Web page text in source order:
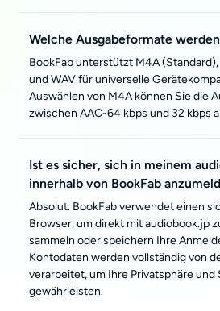
Welche Ausgabeformate
BookFab unterstützt M4A (Standard),
und WAV für universelle
Auswählen von M4A können Sie die
zwischen AAC-64 kbps und 32 kbps
Ist es sicher, sich in meinem
innerhalb von BookFab
Absolut. BookFab verwendet einen
Browser, um direkt mit audiobook.jp
sammeln oder speichern Ihre
Kontodaten werden vollständig von
verarbeitet, um Ihre Privatsphäre und
gewährleisten.